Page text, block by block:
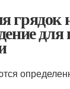
грядок
для